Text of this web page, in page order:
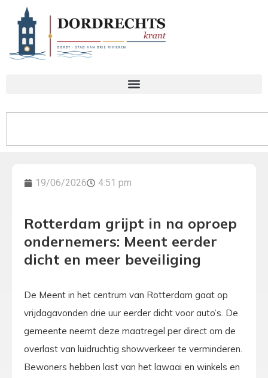
19/06/2026 4:51 pm
Rotterdam grijpt in na oproep
ondernemers: Meent eerder
dicht en meer beveiliging
De Meent in het centrum van Rotterdam gaat op
vrijdagavonden drie uur eerder dicht voor auto’s. De
gemeente neemt deze maatregel per direct om de
overlast van luidruchtig showverkeer te verminderen.
Bewoners hebben last van het lawaai en winkels en